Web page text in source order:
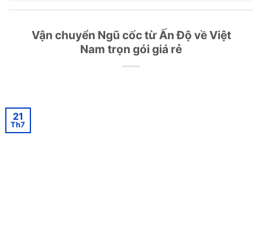
Vận chuyển Ngũ cốc từ Ấn Độ về Việt
Nam trọn gói giá rẻ
21
Th7